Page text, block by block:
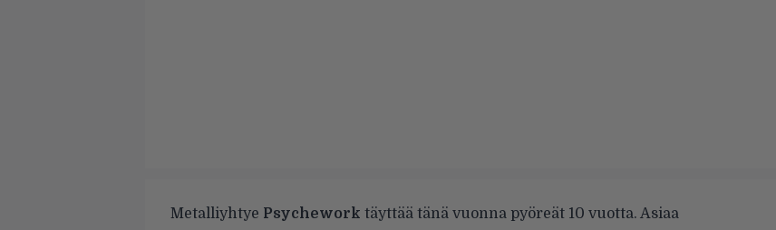
Metalliyhtye Psychework täyttää tänä vuonna pyöreät 10 vuotta. Asiaa